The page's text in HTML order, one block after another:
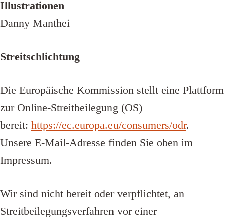
Illustrationen
Danny Manthei
Streitschlichtung
Die Europäische Kommission stellt eine Plattform
zur Online-Streitbeilegung (OS)
bereit: https://ec.europa.eu/consumers/odr.
Unsere E-Mail-Adresse finden Sie oben im
Impressum.
Wir sind nicht bereit oder verpflichtet, an
Streitbeilegungsverfahren vor einer